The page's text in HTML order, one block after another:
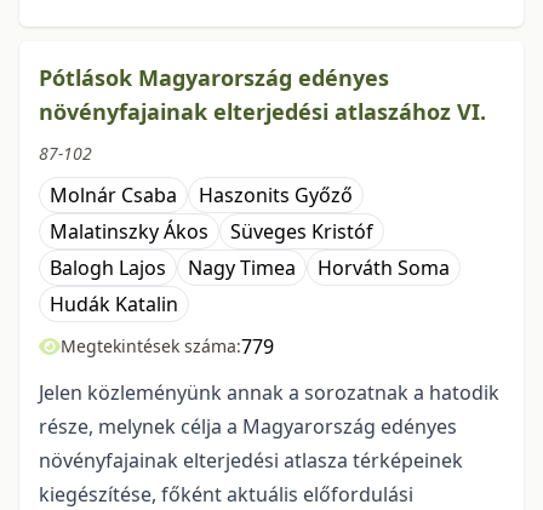
Pótlások Magyarország edényes
növényfajainak elterjedési atlaszához VI.
87-102
Molnár Csaba
Haszonits Győző
Malatinszky Ákos
Süveges Kristóf
Balogh Lajos
Nagy Timea
Horváth Soma
Hudák Katalin
Megtekintések száma:779
Jelen közleményünk annak a sorozatnak a hatodik
része, melynek célja a Magyarország edényes
növényfajainak elterjedési atlasza térképeinek
kiegészítése, főként aktuális előfordulási